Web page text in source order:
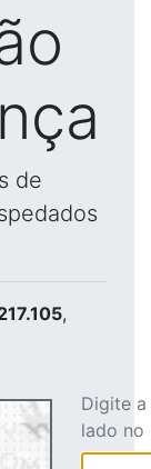
de
,
Digite
lado no